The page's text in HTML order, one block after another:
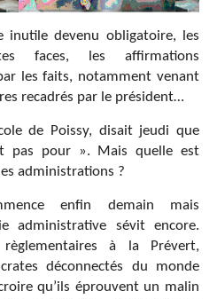
inutile devenu obligatoire, les
faces, les affirmations
les faits, notamment venant
recadrés par le président…
de Poissy, disait jeudi que
pas pour ». Mais quelle est
administrations ?
enfin demain mais
administrative sévit encore.
règlementaires à la Prévert,
déconnectés du monde
qu’ils éprouvent un malin